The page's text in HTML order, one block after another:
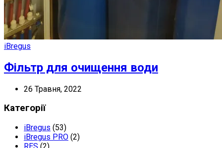
iBregus
Фільтр для очищення води
26 Травня, 2022
Категорії
iBregus (53)
iBregus PRO (2)